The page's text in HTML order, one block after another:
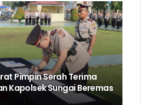
Pimpin Serah Terima
Kapolsek Sungai Beremas